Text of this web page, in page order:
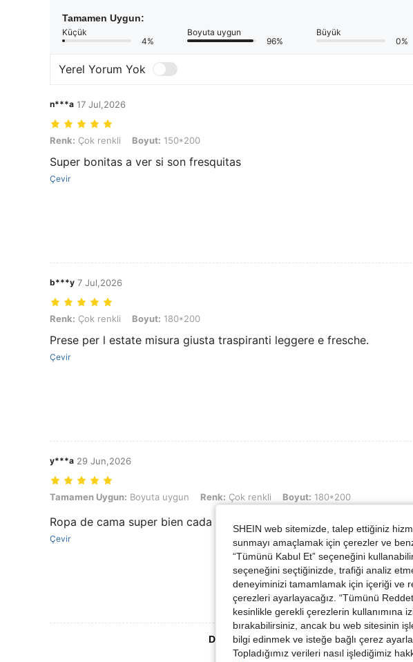
Tamamen Uygun:
Küçük
4%
Boyuta uygun
96%
Büyük
0%
Yerel Yorum Yok
n***a 17 Jul,2026
Renk: Çok renkli, Boyut: 150*200
Renk: Çok renkli Boyut: 150*200
Super bonitas a ver si son fresquitas
Çevir
b***y 7 Jul,2026
Renk: Çok renkli, Boyut: 180*200
Renk: Çok renkli Boyut: 180*200
Prese per l estate misura giusta traspiranti leggere e fresche.
Çevir
y***a 29 Jun,2026
Tamamen Uygun: Boyuta uygun, Renk: Çok renkli, Boyut: 180*200
Tamamen Uygun: Boyuta uygun Renk: Çok renkli Boyut: 180*200
Ropa de cama super bien cada temporada renuevo armario
Çevir
Daha Fazla Değerlendirme Görüntüle
SHEIN web sitemizde, talep ettiğiniz
sunmayı amaçlamak için çerezler ve
“Tümünü Kabul Et” seçeneğini
seçeneğini seçtiğinizde, trafiği analiz
deneyiminizi tamamlamak için içeriği ve
çerezleri ayarlayacağız. “Tümünü
kesinlikle gerekli çerezlerin kullanımına
bırakabilirsiniz, ancak bu web sitesinin
bilgi edinmek ve isteğe bağlı çerez
Topladığımız verileri nasıl işlediğimiz